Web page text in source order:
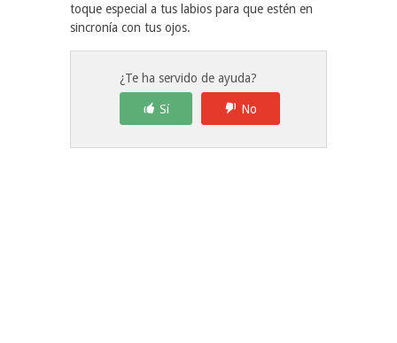
toque especial a tus labios para que estén en
sincronía con tus ojos.
¿Te ha servido de ayuda?
Sí No